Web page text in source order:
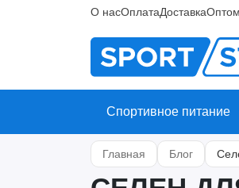
О насОплатаДоставкаОптом
Спортивное питание
Главная Блог